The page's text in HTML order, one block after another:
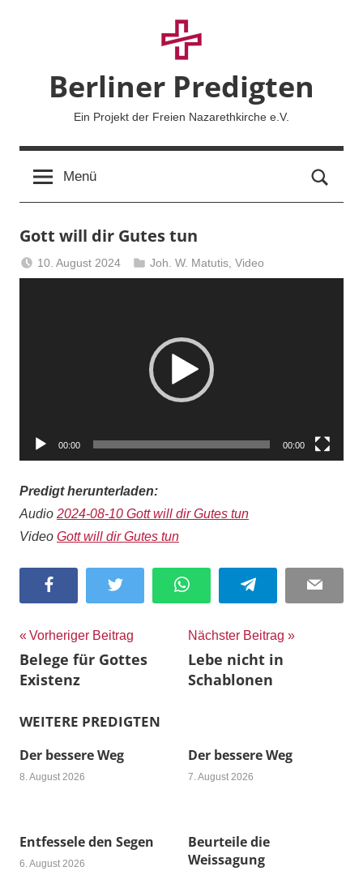
Berliner Predigten
Ein Projekt der Freien Nazarethkirche e.V.
Menü
Gott will dir Gutes tun
10. August 2024
Berliner
Joh. W. Matutis ,Video
00:00 00:00
Predigt herunterladen:
Audio 2024-08-10 Gott will dir Gutes tun
Video Gott will dir Gutes tun
Facebook Twitter WhatsApp Telegram Email
Beitragsnavigation
Vorheriger Beitrag
Belege für Gottes
Existenz
Nächster Beitrag
Lebe nicht in
Schablonen
WEITERE PREDIGTEN
Der bessere Weg
8. August 2026
Der bessere Weg
7. August 2026
Entfessele den Segen
6. August 2026
Beurteile die
Weissagung